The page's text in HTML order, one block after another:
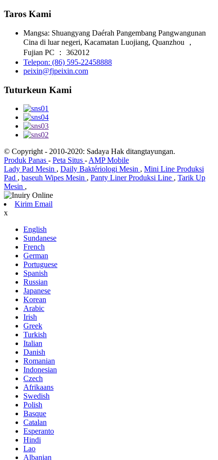
Taros Kami
Mangsa: Shuangyang Daérah Pangembang Pangwangunan
Cina di luar negeri, Kacamatan Luojiang, Quanzhou ，
Fujian PC ： 362012
Telepon: (86) 595-22458888
peixin@fjpeixin.com
Tuturkeun Kami
© Copyright - 2010-2020: Sadaya Hak ditangtayungan.
Produk Panas - Peta Situs - AMP Mobile
Lady Pad Mesin , Daily Baktériologi Mesin , Mini Line Produksi
Pad , baseuh Wipes Mesin , Panty Liner Produksi Line , Tarik Up
Mesin ,
Kirim Email
x
English
Sundanese
French
German
Portuguese
Spanish
Russian
Japanese
Korean
Arabic
Irish
Greek
Turkish
Italian
Danish
Romanian
Indonesian
Czech
Afrikaans
Swedish
Polish
Basque
Catalan
Esperanto
Hindi
Lao
Albanian